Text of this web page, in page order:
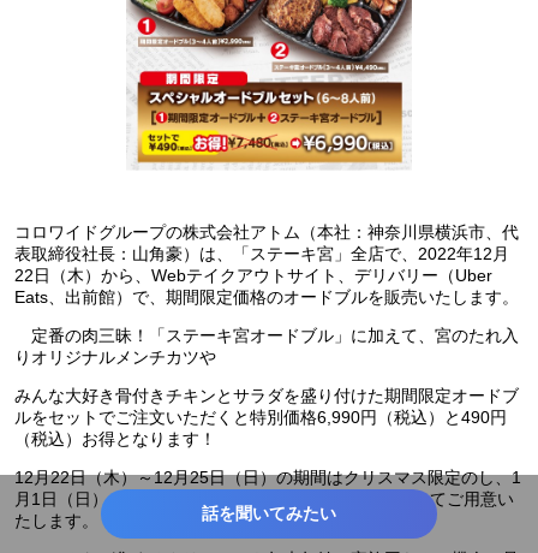
コロワイドグループの株式会社アトム（本社：神奈川県横浜市、代
表取締役社長：山角豪）は、「ステーキ宮」全店で、2022年12月
22日（木）から、Webテイクアウトサイト、デリバリー（Uber
Eats、出前館）で、期間限定価格のオードブルを販売いたします。
定番の肉三昧！「ステーキ宮オードブル」に加えて、宮のたれ入
りオリジナルメンチカツや
みんな大好き骨付きチキンとサラダを盛り付けた期間限定オードブ
ルをセットでご注文いただくと特別価格6,990円（税込）と490円
（税込）お得となります！
12月22日（木）～12月25日（日）の期間はクリスマス限定のし、1
月1日（日）～1月5日（木）の期間はお正月のしを付けてご用意い
たします。
話を聞いてみたい